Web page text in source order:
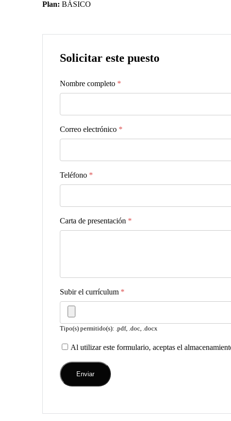
Plan: BÁSICO
Solicitar este puesto
Nombre completo *
Correo electrónico *
Teléfono *
Carta de presentación *
Subir el currículum *
Tipo(s) permitido(s): .pdf, .doc, .docx
Al utilizar este formulario, aceptas el